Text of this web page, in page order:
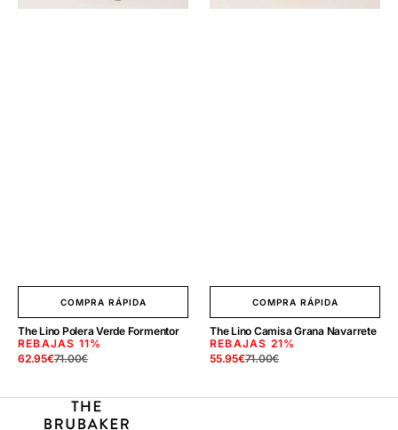
COMPRA RÁPIDA
The Lino Polera Verde Formentor
REBAJAS 11%
Precio
venta
62.95€
Precio
71.00€
COMPRA RÁPIDA
The Lino Camisa Grana Navarrete
REBAJAS 21%
Precio
venta
55.95€
Precio
71.00€